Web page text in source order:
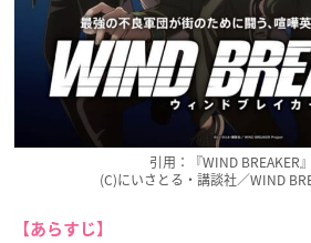
引用：『WIND BREAKER』
(C)にいさとる・講談社／WIND
【あらすじ】